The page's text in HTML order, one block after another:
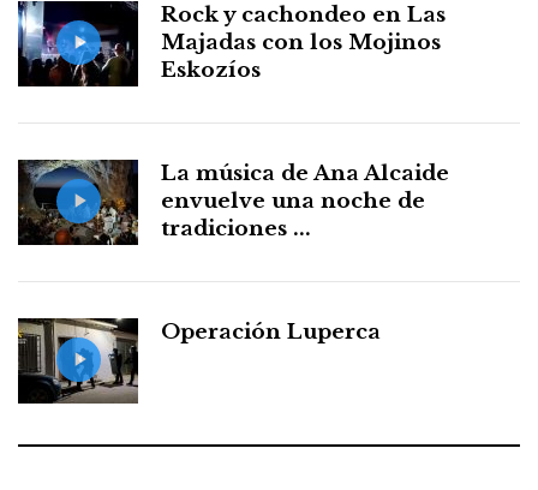
Rock y cachondeo en Las
Majadas con los Mojinos
Eskozíos
La música de Ana Alcaide
envuelve una noche de
tradiciones ...
Operación Luperca